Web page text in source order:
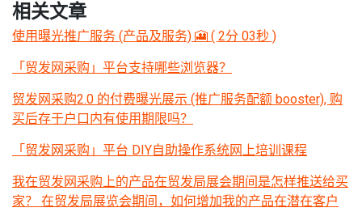
相关文章
使用曝光推广服务 (产品及服务) 🎦 ( 2分 03秒 )
「贸发网采购」平台支持哪些浏览器？
贸发网采购2.0 的付费曝光展示 (推广服务配额 booster), 购
买后存于户口内有使用期限吗？
「贸发网采购」平台 DIY自助操作系统网上培训课程
我在贸发网采购上的产品在贸发局展会期间是怎样推送给买
家？ 在贸发局展览会期间，如何增加我的产品在潜在客户